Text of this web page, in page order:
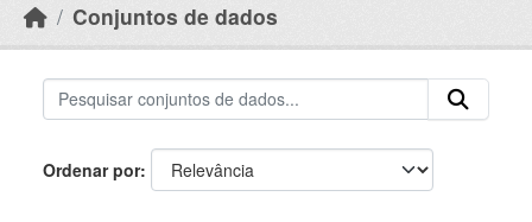
Conjuntos de dados
Ordenar por